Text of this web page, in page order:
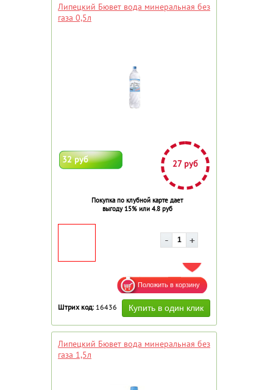
Липецкий Бювет вода минеральная без
газа 0,5л
32 руб 27 руб
Покупка по клубной карте дает
выгоду 15% или 4.8 руб
ДОБАВИТЬ В ИЗБРАННОЕ
Штрих код: 16436
Липецкий Бювет вода минеральная без
газа 1,5л